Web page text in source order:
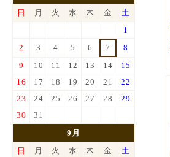
日
月 火 水 木 金
土
1
2
3 4 5 6 7
8
9
10 11 12 13 14
15
16
17 18 19 20 21
22
23
24 25 26 27 28
29
30
31
9月
日
月 火 水 木 金
土